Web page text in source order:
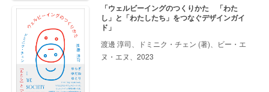
「ウェルビーイングのつくりかた 「わた
し」と「わたしたち」をつなぐデザインガイ
ド」
渡邊 淳司、ドミニク・チェン (著)、ビー・エ
ヌ・エヌ、2023